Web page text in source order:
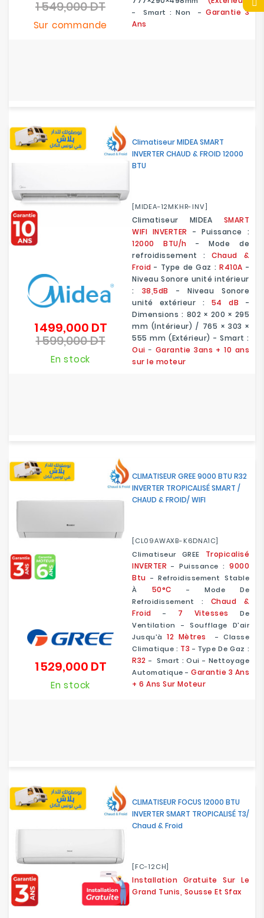
- Smart : Non - Garantie 3
Ans
1 549,000 DTPrix
Sur commande
Climatiseur MIDEA SMART
INVERTER CHAUD & FROID 12000
BTU
[MIDEA-12MKHR-INV]
Climatiseur MIDEA
SMART
WIFI INVERTER
- Puissance :
12000 BTU/h - Mode de
refroidissement :Chaud &
Froid - Type de Gaz :R410A -
Niveau Sonore unité intérieur
: 38,5dB - Niveau Sonore
unité extérieur : 54 dB -
Dimensions : 802 × 200 × 295
mm (Intérieur) / 765 × 303 ×
555 mm (Extérieur) - Smart :
Oui - Garantie 3ans + 10 ans
sur le moteur
1 499,000 DTPrix
1 599,000 DTPrix
En stock
CLIMATISEUR GREE 9000 BTU R32
INVERTER TROPICALISÉ SMART /
CHAUD & FROID/ WIFI
[CL09AWAXB-K6DNA1C]
Climatiseur GREE Tropicalisé
INVERTER- Puissance : 9000
Btu - Refroidissement Stable
À 50°C - Mode De
Refroidissement : Chaud &
Froid - 7 Vitesses
De
Ventilation - Soufflage D'air
Jusqu'à12 Mètres
- Classe
Climatique : T3 - Type De Gaz :
R32 - Smart : Oui - Nettoyage
Automatique - Garantie 3 Ans
+ 6 Ans Sur Moteur
1 529,000 DTPrix
En stock
CLIMATISEUR FOCUS 12000 BTU
INVERTER SMART TROPICALISÉ T3/
Chaud & Froid
[FC-12CH]
Installation Gratuite Sur Le
Grand Tunis, Sousse Et Sfax